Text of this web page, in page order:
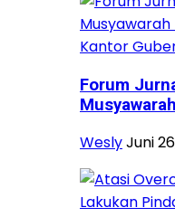
Forum
WeslyJuni